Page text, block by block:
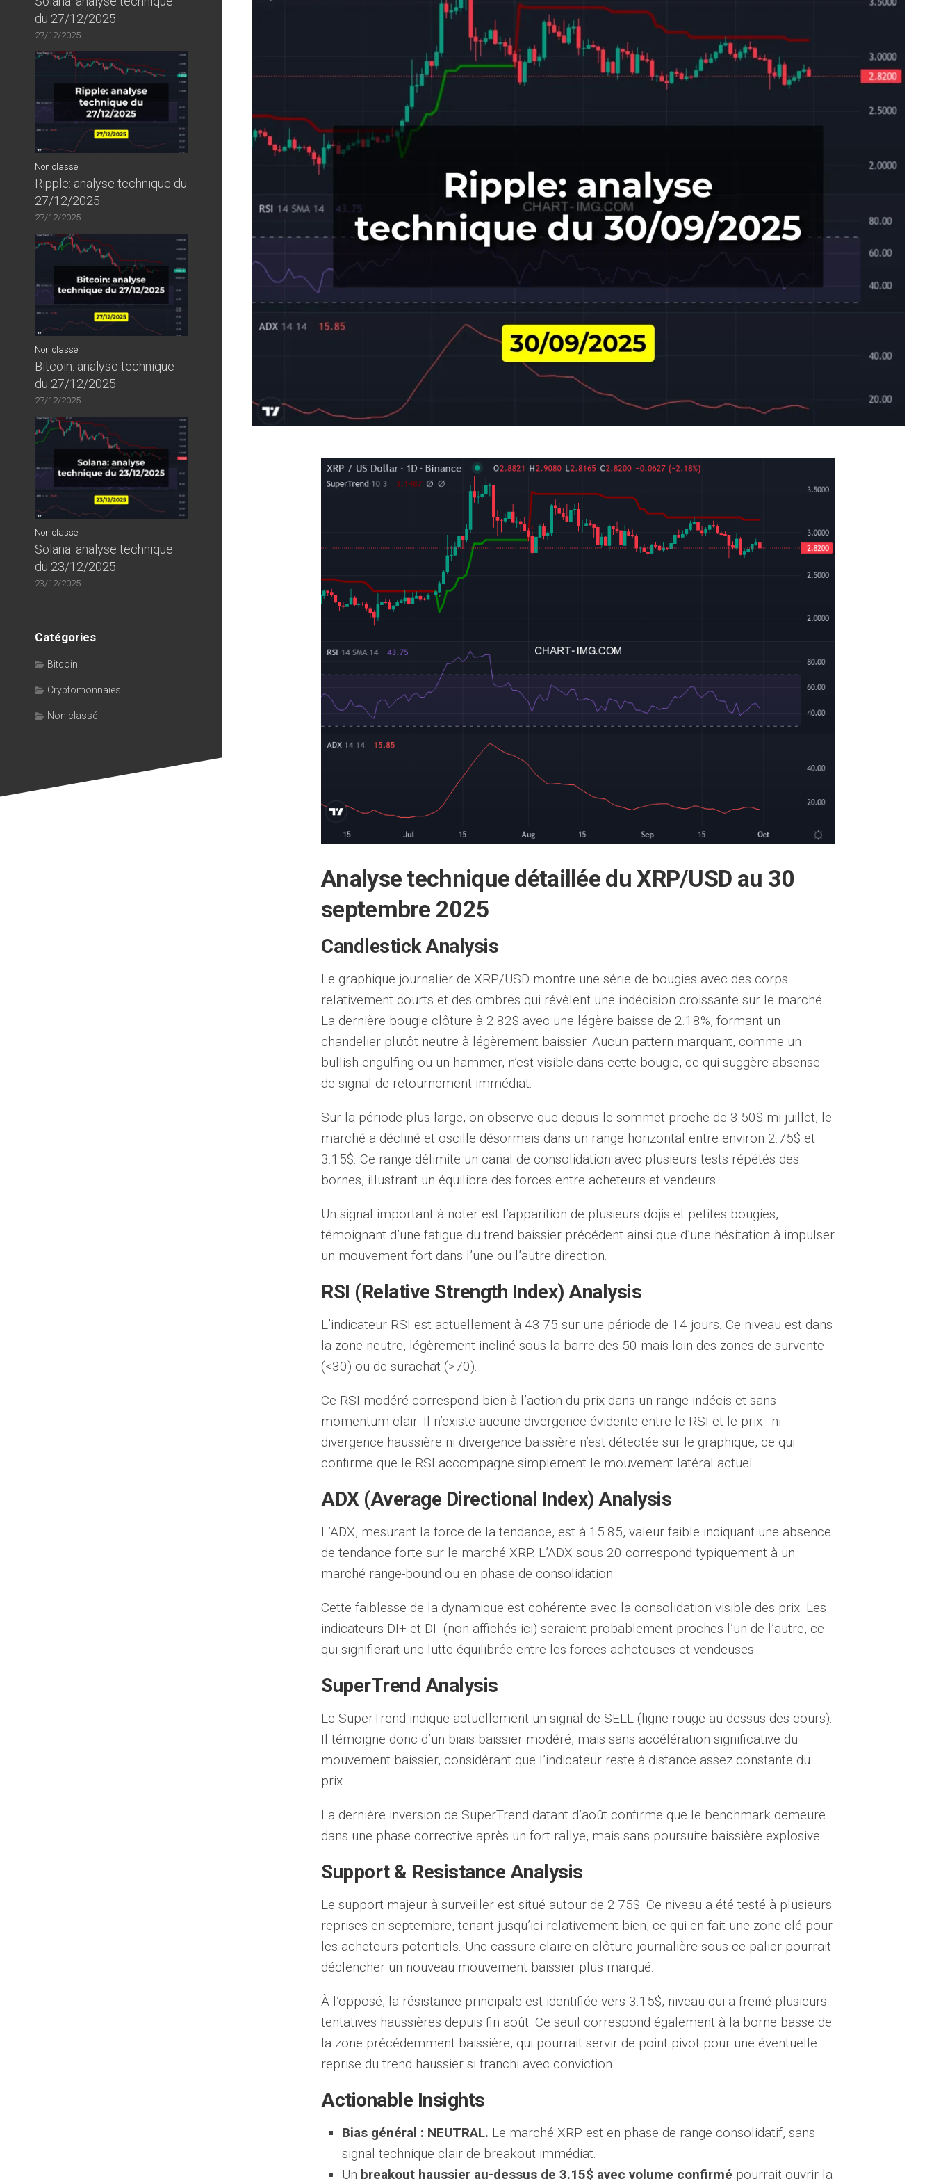
Analyse technique détaillée du XRP/USD au 30
septembre 2025
Candlestick Analysis
Le graphique journalier de XRP/USD montre une série de bougies avec des corps
relativement courts et des ombres qui révèlent une indécision croissante sur le marché.
La dernière bougie clôture à 2.82$ avec une légère baisse de 2.18%, formant un
chandelier plutôt neutre à légèrement baissier. Aucun pattern marquant, comme un
bullish engulfing ou un hammer, n’est visible dans cette bougie, ce qui suggère absense
de signal de retournement immédiat.
Sur la période plus large, on observe que depuis le sommet proche de 3.50$ mi-juillet, le
marché a décliné et oscille désormais dans un range horizontal entre environ 2.75$ et
3.15$. Ce range délimite un canal de consolidation avec plusieurs tests répétés des
bornes, illustrant un équilibre des forces entre acheteurs et vendeurs.
Un signal important à noter est l’apparition de plusieurs dojis et petites bougies,
témoignant d’une fatigue du trend baissier précédent ainsi que d’une hésitation à impulser
un mouvement fort dans l’une ou l’autre direction.
RSI (Relative Strength Index) Analysis
L’indicateur RSI est actuellement à 43.75 sur une période de 14 jours. Ce niveau est dans
la zone neutre, légèrement incliné sous la barre des 50 mais loin des zones de survente
(<30) ou de surachat (>70).
Ce RSI modéré correspond bien à l’action du prix dans un range indécis et sans
momentum clair. Il n’existe aucune divergence évidente entre le RSI et le prix : ni
divergence haussière ni divergence baissière n’est détectée sur le graphique, ce qui
confirme que le RSI accompagne simplement le mouvement latéral actuel.
ADX (Average Directional Index) Analysis
L’ADX, mesurant la force de la tendance, est à 15.85, valeur faible indiquant une absence
de tendance forte sur le marché XRP. L’ADX sous 20 correspond typiquement à un
marché range-bound ou en phase de consolidation.
Cette faiblesse de la dynamique est cohérente avec la consolidation visible des prix. Les
indicateurs DI+ et DI- (non affichés ici) seraient probablement proches l’un de l’autre, ce
qui signifierait une lutte équilibrée entre les forces acheteuses et vendeuses.
SuperTrend Analysis
Le SuperTrend indique actuellement un signal de SELL (ligne rouge au-dessus des cours).
Il témoigne donc d’un biais baissier modéré, mais sans accélération significative du
mouvement baissier, considérant que l’indicateur reste à distance assez constante du
prix.
La dernière inversion de SuperTrend datant d’août confirme que le benchmark demeure
dans une phase corrective après un fort rallye, mais sans poursuite baissière explosive.
Support & Resistance Analysis
Le support majeur à surveiller est situé autour de 2.75$. Ce niveau a été testé à plusieurs
reprises en septembre, tenant jusqu’ici relativement bien, ce qui en fait une zone clé pour
les acheteurs potentiels. Une cassure claire en clôture journalière sous ce palier pourrait
déclencher un nouveau mouvement baissier plus marqué.
À l’opposé, la résistance principale est identifiée vers 3.15$, niveau qui a freiné plusieurs
tentatives haussières depuis fin août. Ce seuil correspond également à la borne basse de
la zone précédemment baissière, qui pourrait servir de point pivot pour une éventuelle
reprise du trend haussier si franchi avec conviction.
Actionable Insights
Bias général : NEUTRAL. Le marché XRP est en phase de range consolidatif, sans
signal technique clair de breakout immédiat.
Un breakout haussier au-dessus de 3.15$ avec volume confirmé pourrait ouvrir la
du 27/12/2025
27/12/2025
Non classé
Ripple: analyse technique du
27/12/2025
27/12/2025
Non classé
Bitcoin: analyse technique
du 27/12/2025
27/12/2025
Non classé
Solana: analyse technique
du 23/12/2025
23/12/2025
Catégories
Bitcoin
Cryptomonnaies
Non classé